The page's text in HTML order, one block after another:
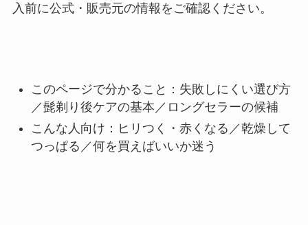
入前に公式・販売元の情報をご確認ください。
このページで分かること：失敗しにくい選び方
／髭剃り後ケアの基本／ロングセラーの候補
こんな人向け：ヒリつく・赤くなる／乾燥して
つっぱる／何を買えばいいか迷う